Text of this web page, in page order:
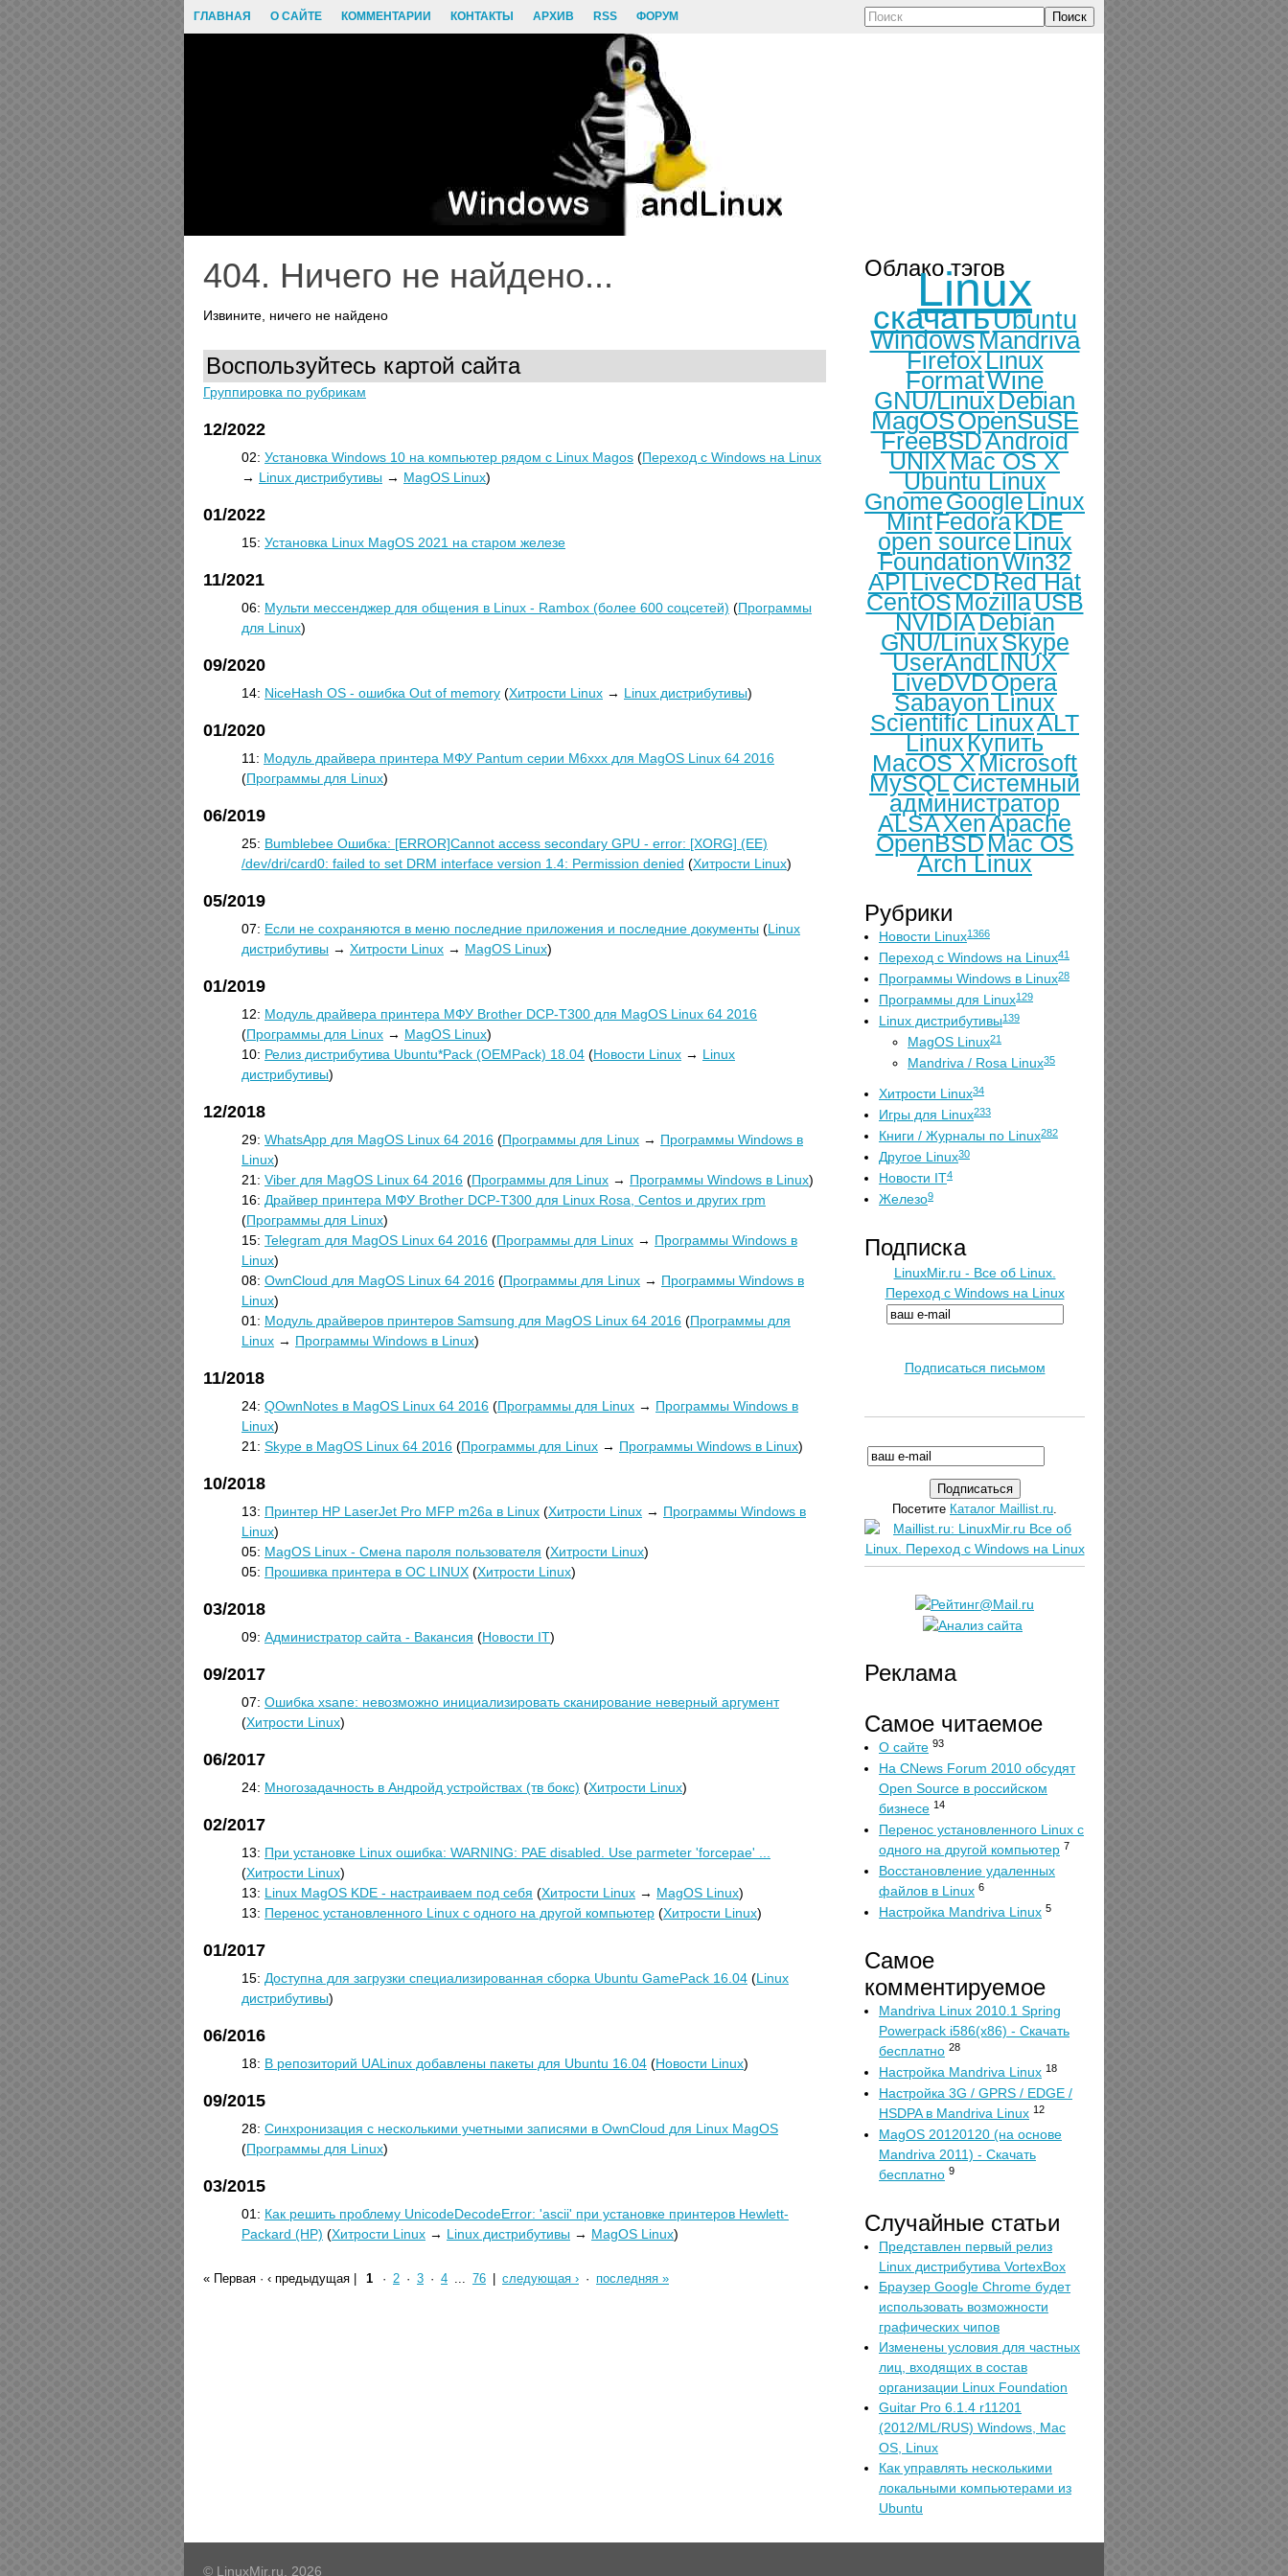
ГЛАВНАЯ О САЙТЕ КОММЕНТАРИИ КОНТАКТЫ АРХИВ RSS ФОРУМ Поиск
404. Ничего не найдено...
Извините, ничего не найдено
Воспользуйтесь картой сайта
Группировка по рубрикам
12/2022
02: Установка Windows 10 на компьютер рядом с Linux Magos (Переход с Windows на Linux
→ Linux дистрибутивы → MagOS Linux)
01/2022
15: Установка Linux MagOS 2021 на старом железе
11/2021
06: Мульти мессенджер для общения в Linux - Rambox (более 600 соцсетей) (Программы
для Linux)
09/2020
14: NiceHash OS - ошибка Out of memory (Хитрости Linux → Linux дистрибутивы)
01/2020
11: Модуль драйвера принтера МФУ Pantum серии M6xxx для MagOS Linux 64 2016
(Программы для Linux)
06/2019
25: Bumblebee Ошибка: [ERROR]Cannot access secondary GPU - error: [XORG] (EE)
/dev/dri/card0: failed to set DRM interface version 1.4: Permission denied (Хитрости Linux)
05/2019
07: Если не сохраняются в меню последние приложения и последние документы (Linux
дистрибутивы → Хитрости Linux → MagOS Linux)
01/2019
12: Модуль драйвера принтера МФУ Brother DCP-T300 для MagOS Linux 64 2016
(Программы для Linux → MagOS Linux)
10: Релиз дистрибутива Ubuntu*Pack (OEMPack) 18.04 (Новости Linux → Linux
дистрибутивы)
12/2018
29: WhatsApp для MagOS Linux 64 2016 (Программы для Linux → Программы Windows в
Linux)
21: Viber для MagOS Linux 64 2016 (Программы для Linux → Программы Windows в Linux)
16: Драйвер принтера МФУ Brother DCP-T300 для Linux Rosa, Centos и других rpm
(Программы для Linux)
15: Telegram для MagOS Linux 64 2016 (Программы для Linux → Программы Windows в
Linux)
08: OwnCloud для MagOS Linux 64 2016 (Программы для Linux → Программы Windows в
Linux)
01: Модуль драйверов принтеров Samsung для MagOS Linux 64 2016 (Программы для
Linux → Программы Windows в Linux)
11/2018
24: QOwnNotes в MagOS Linux 64 2016 (Программы для Linux → Программы Windows в
Linux)
21: Skype в MagOS Linux 64 2016 (Программы для Linux → Программы Windows в Linux)
10/2018
13: Принтер HP LaserJet Pro MFP m26a в Linux (Хитрости Linux → Программы Windows в
Linux)
05: MagOS Linux - Смена пароля пользователя (Хитрости Linux)
05: Прошивка принтера в ОС LINUX (Хитрости Linux)
03/2018
09: Администратор сайта - Вакансия (Новости IT)
09/2017
07: Ошибка xsane: невозможно инициализировать сканирование неверный аргумент
(Хитрости Linux)
06/2017
24: Многозадачность в Андройд устройствах (тв бокс) (Хитрости Linux)
02/2017
13: При установке Linux ошибка: WARNING: PAE disabled. Use parmeter 'forcepae' ...
(Хитрости Linux)
13: Linux MagOS KDE - настраиваем под себя (Хитрости Linux → MagOS Linux)
13: Перенос установленного Linux с одного на другой компьютер (Хитрости Linux)
01/2017
15: Доступна для загрузки специализированная сборка Ubuntu GamePack 16.04 (Linux
дистрибутивы)
06/2016
18: В репозиторий UALinux добавлены пакеты для Ubuntu 16.04 (Новости Linux)
09/2015
28: Синхронизация с несколькими учетными записями в OwnCloud для Linux MagOS
(Программы для Linux)
03/2015
01: Как решить проблему UnicodeDecodeError: 'ascii' при установке принтеров Hewlett-
Packard (HP) (Хитрости Linux → Linux дистрибутивы → MagOS Linux)
« Первая · ‹ предыдущая 1 · 2 · 3 · 4 ... 76 следующая › · последняя »
Облако тэгов
Linux
скачатьUbuntu
WindowsMandriva
FirefoxLinux
FormatWine
GNU/LinuxDebian
MagOSOpenSuSE
FreeBSDAndroid
UNIXMac OS X
Ubuntu Linux
GnomeGoogleLinux
MintFedoraKDE
open sourceLinux
FoundationWin32
APILiveCDRed Hat
CentOSMozillaUSB
NVIDIADebian
GNU/LinuxSkype
UserAndLINUX
LiveDVDOpera
Sabayon Linux
Scientific LinuxALT
LinuxКупить
MacOS XMicrosoft
MySQLСистемный
администратор
ALSAXenApache
OpenBSD Mac OS
Arch Linux
Рубрики
Новости Linux1366
Переход с Windows на Linux41
Программы Windows в Linux28
Программы для Linux129
Linux дистрибутивы139
MagOS Linux21
Mandriva / Rosa Linux35
Хитрости Linux34
Игры для Linux233
Книги / Журналы по Linux282
Другое Linux30
Новости IT4
Железо9
Подписка
LinuxMir.ru - Все об Linux.
Переход с Windows на Linux
Подписаться письмом
Посетите Каталог Maillist.ru.
Реклама
Самое читаемое
О сайте 93
На CNews Forum 2010 обсудят
Open Source в российском
бизнесе 14
Перенос установленного Linux с
одного на другой компьютер 7
Восстановление удаленных
файлов в Linux 6
Настройка Mandriva Linux 5
Самое
комментируемое
Mandriva Linux 2010.1 Spring
Powerpack i586(x86) - Скачать
бесплатно 28
Настройка Mandriva Linux 18
Настройка 3G / GPRS / EDGE /
HSDPA в Mandriva Linux 12
MagOS 20120120 (на основе
Mandriva 2011) - Скачать
бесплатно 9
Случайные статьи
Представлен первый релиз
Linuх дистрибутива VortexBox
Браузер Google Chrome будет
использовать возможности
графических чипов
Изменены условия для частных
лиц, входящих в состав
организации Linux Foundation
Guitar Pro 6.1.4 r11201
(2012/ML/RUS) Windows, Mac
OS, Linux
Как управлять несколькими
локальными компьютерами из
Ubuntu
© LinuxMir.ru, 2026